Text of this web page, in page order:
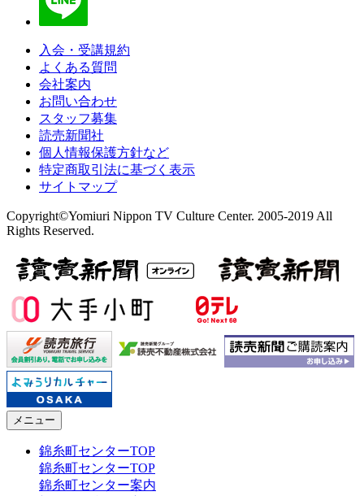
入会・受講規約
よくある質問
会社案内
お問い合わせ
スタッフ募集
読売新聞社
個人情報保護方針など
特定商取引法に基づく表示
サイトマップ
Copyright©Yomiuri Nippon TV Culture Center. 2005-2019 All
Rights Reserved.
メニュー
錦糸町センターTOP
錦糸町センターTOP
錦糸町センター案内